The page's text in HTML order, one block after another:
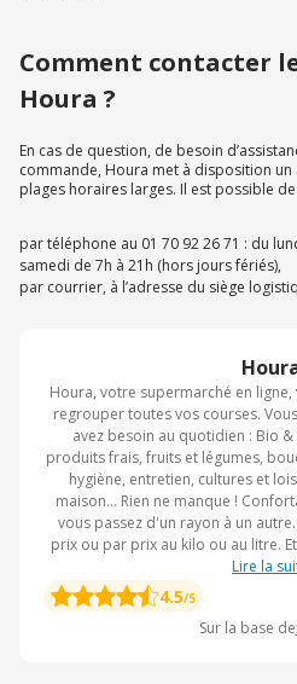
Houra, votre supermarché en
regrouper toutes vos courses.
avez besoin au quotidien : Bio
produits frais, fruits et légumes,
hygiène, entretien, cultures et
maison... Rien ne manque !
vous passez d'un rayon à un
prix ou par prix au kilo ou au litre.
en seulement quelques clics.
commande de 75 Euros. Le prix
carte bancaire portant le sigle CB
paiement se fait le jour même de
Lire la
4.5/5
Sur la base de
Comment contacter
Houra ?
En cas de question, de besoin
commande, Houra met à disposition un
plages horaires larges. Il est possible
par téléphone au 01 70 92 26 71 : du
samedi de 7h à 21h (hors jours fériés),
par courrier, à l’adresse du siège